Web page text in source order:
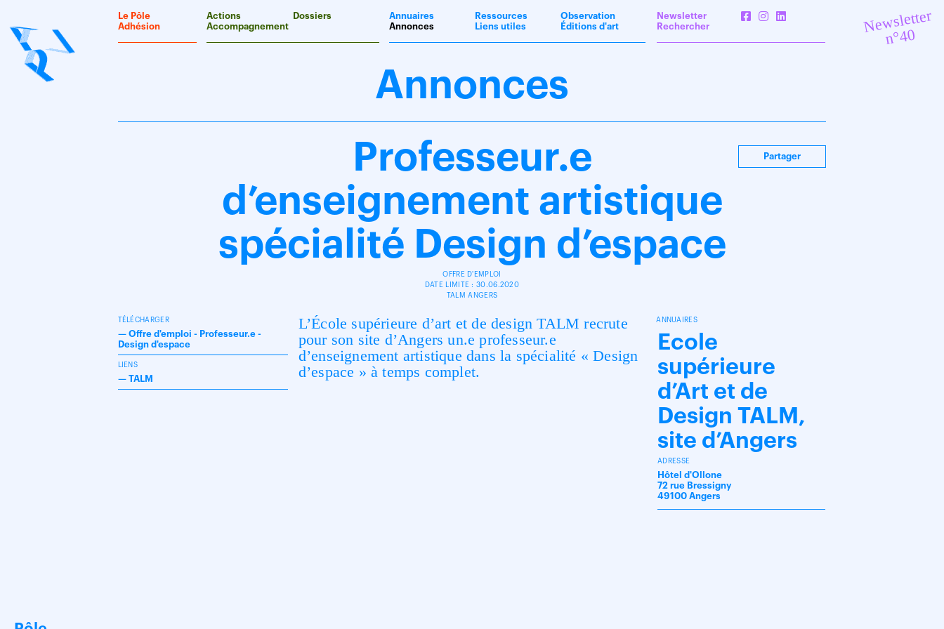
Newsletter
n°40
Le Pôle
Adhésion
Actions
Accompagnement
Dossiers
Annuaires
Annonces
Ressources
Liens utiles
Observation
Éditions d'art
Newsletter
Rechercher
Annonces
Partager
Professeur.e
d’enseignement artistique
spécialité Design d’espace
OFFRE D'EMPLOI
DATE LIMITE : 30.06.2020
TALM ANGERS
L’École supérieure d’art et de design TALM recrute
pour son site d’Angers un.e professeur.e
d’enseignement artistique dans la spécialité « Design
d’espace » à temps complet.
TÉLÉCHARGER
— Offre d'emploi - Professeur.e -
Design d'espace
LIENS
— TALM
ANNUAIRES
Ecole
supérieure
d’Art et de
Design TALM,
site d’Angers
ADRESSE
Hôtel d'Ollone
72 rue Bressigny
49100 Angers